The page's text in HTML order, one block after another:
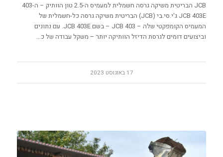
JCB הבריטית משיקה גרסה חשמלית למעמיס ה-2.5 טון הוותיק – ה-403
JCB 403E ג'י.סי.בי (JCB) הבריטית משיקה גרסה כל-חשמלית של
המעמיס הקומפקטי שלה – JCB 403 – בשם JCB 403E. עם נתונים
וביצועים דומים לגרסת הדיזל הוותיקה יותר – משקל עבודה של כ…
17 באוגוסט 2023